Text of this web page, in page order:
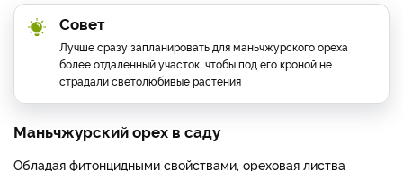
Совет
Лучше сразу запланировать для маньчжурского ореха
более отдаленный участок, чтобы под его кроной не
страдали светолюбивые растения
Маньчжурский орех в саду
Обладая фитонцидными свойствами, ореховая листва